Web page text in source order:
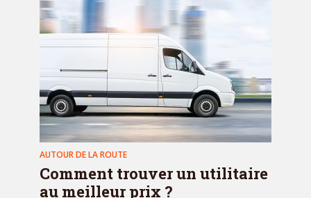
AUTOUR DE LA ROUTE
Comment trouver un utilitaire
au meilleur prix ?